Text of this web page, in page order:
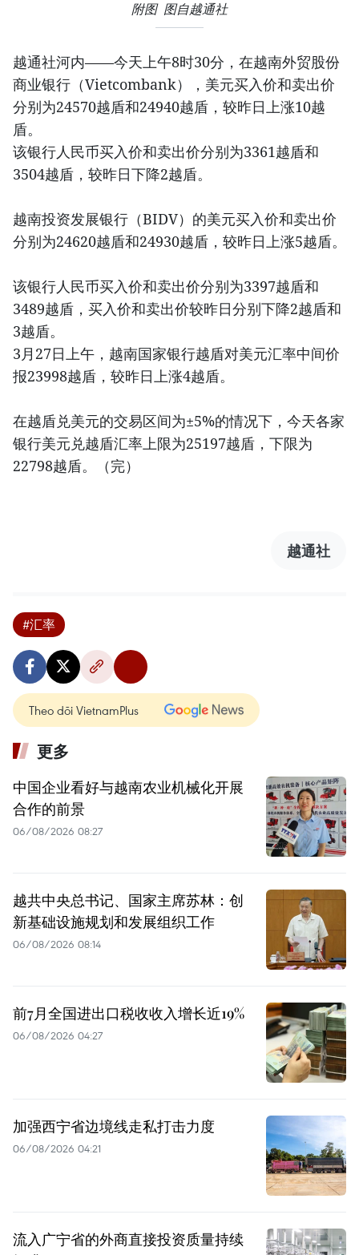
附图 图自越通社
越通社河内——今天上午8时30分，在越南外贸股份
商业银行（Vietcombank），美元买入价和卖出价
分别为24570越盾和24940越盾，较昨日上涨10越
盾。
该银行人民币买入价和卖出价分别为3361越盾和
3504越盾，较昨日下降2越盾。
越南投资发展银行（BIDV）的美元买入价和卖出价
分别为24620越盾和24930越盾，较昨日上涨5越盾。
该银行人民币买入价和卖出价分别为3397越盾和
3489越盾，买入价和卖出价较昨日分别下降2越盾和
3越盾。
3月27日上午，越南国家银行越盾对美元汇率中间价
报23998越盾，较昨日上涨4越盾。
在越盾兑美元的交易区间为±5%的情况下，今天各家
银行美元兑越盾汇率上限为25197越盾，下限为
22798越盾。（完）
越通社
#汇率
Theo dõi VietnamPlus
更多
中国企业看好与越南农业机械化开展
合作的前景
06/08/2026 08:27
越共中央总书记、国家主席苏林：创
新基础设施规划和发展组织工作
06/08/2026 08:14
前7月全国进出口税收收入增长近19%
06/08/2026 04:27
加强西宁省边境线走私打击力度
06/08/2026 04:21
流入广宁省的外商直接投资质量持续